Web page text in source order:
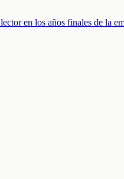
en los años finales de la